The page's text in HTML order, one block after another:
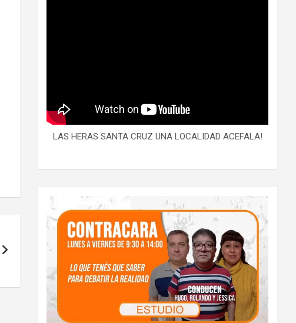
LAS HERAS SANTA CRUZ UNA LOCALIDAD ACEFALA!